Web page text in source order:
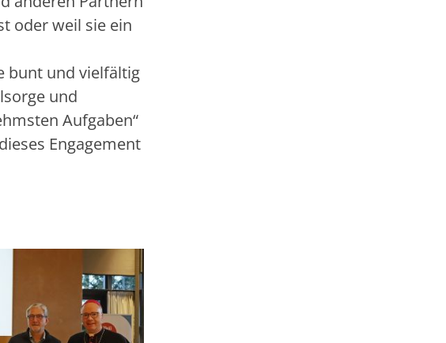
oder weil sie ein
bunt und vielfältig
und
Aufgaben“
Engagement